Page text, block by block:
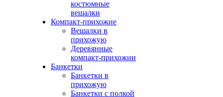
костюмные
вешалки
Компакт-прихожие
Вешалки в
прихожую
Деревянные
компакт-прихожии
Банкетки
Банкетки в
прихожую
Банкетки с полкой